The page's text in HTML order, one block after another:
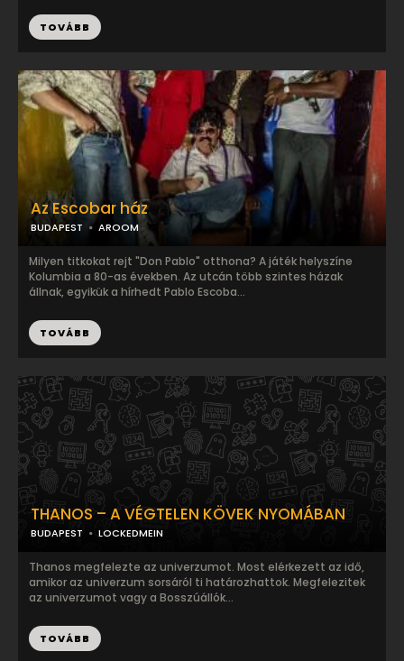
TOVÁBB
Az Escobar ház
BUDAPEST AROOM
Milyen titkokat rejt "Don Pablo" otthona? A játék helyszíne
Kolumbia a 80-as években. Az utcán több szintes házak
állnak, egyikük a hírhedt Pablo Escoba...
TOVÁBB
THANOS – A VÉGTELEN KÖVEK NYOMÁBAN
BUDAPEST LOCKEDMEIN
Thanos megfelezte az univerzumot. Most elérkezett az idő,
amikor az univerzum sorsáról ti határozhattok. Megfelezitek
az univerzumot vagy a Bosszúállók...
TOVÁBB